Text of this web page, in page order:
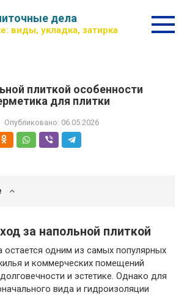
дела
виды, укладка, затирка
плиткой особенности
для плитки
Опубликовано: 06.05.2026
за напольной плиткой
остается одним из самых популярных
и коммерческих помещений
и эстетике. Однако для
вида и гидроизоляции